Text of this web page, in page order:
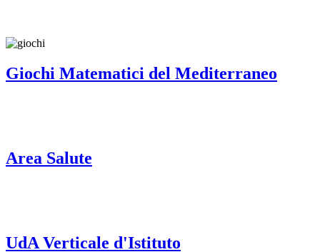
Giochi Matematici del Mediterraneo
Area Salute
UdA Verticale d'Istituto